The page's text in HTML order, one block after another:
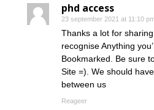
phd access
23 september 2021 at 11:10
Thanks a lot for
recognise Anything
Bookmarked. Be sure
Site =). We should
between us
Reageer